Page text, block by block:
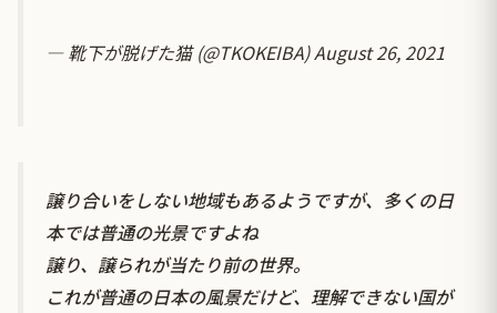
— 靴下が脱げた猫 (@TKOKEIBA)August 26, 2021
譲り合いをしない地域もあるようですが、多くの日
本では普通の光景ですよね
譲り、譲られが当たり前の世界。
これが普通の日本の風景だけど、理解できない国が